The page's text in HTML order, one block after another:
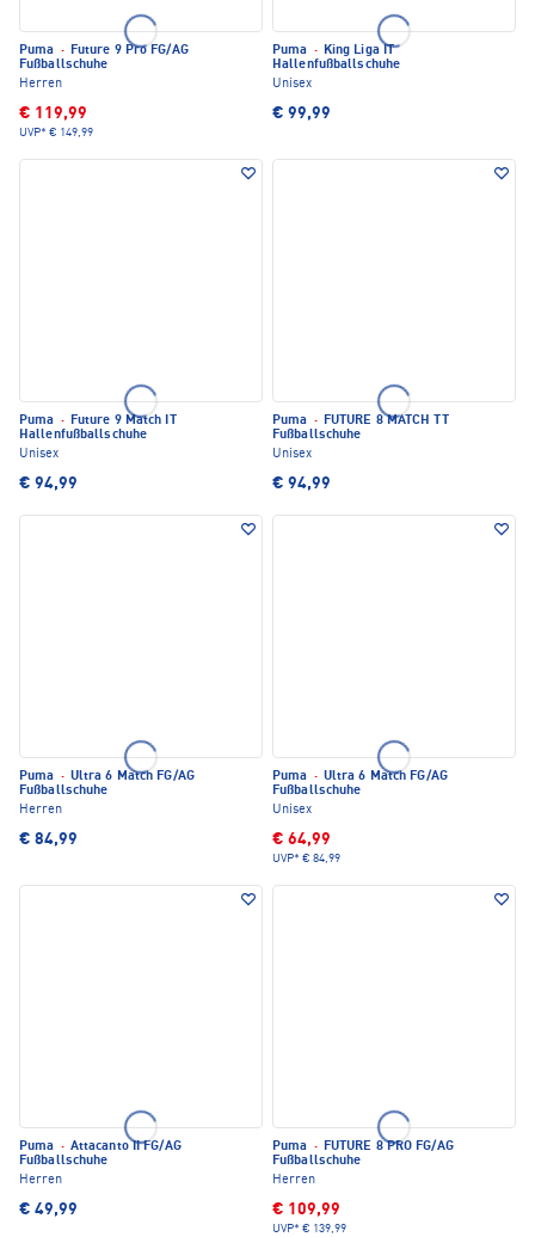
Puma · Future 9 Pro FG/AG
Fußballschuhe
Herren
€ 119,99
UVP* € 149,99
Puma · King Liga IT
Hallenfußballschuhe
Unisex
€ 99,99
Puma · Future 9 Match IT
Hallenfußballschuhe
Unisex
€ 94,99
Puma · FUTURE 8 MATCH TT
Fußballschuhe
Unisex
€ 94,99
Puma · Ultra 6 Match FG/AG
Fußballschuhe
Herren
€ 84,99
Puma · Ultra 6 Match FG/AG
Fußballschuhe
Unisex
€ 64,99
UVP* € 84,99
Puma · Attacanto II FG/AG
Fußballschuhe
Herren
€ 49,99
Puma · FUTURE 8 PRO FG/AG
Fußballschuhe
Herren
€ 109,99
UVP* € 139,99